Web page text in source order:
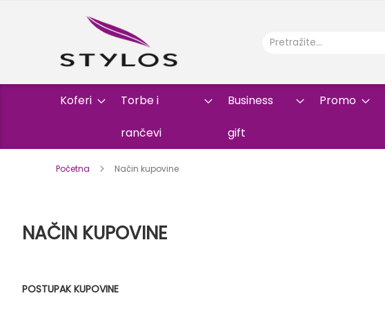
Koferi Torbe i
rančevi
Business
gift
Promo
Početna Način kupovine
NAČIN KUPOVINE
POSTUPAK KUPOVINE